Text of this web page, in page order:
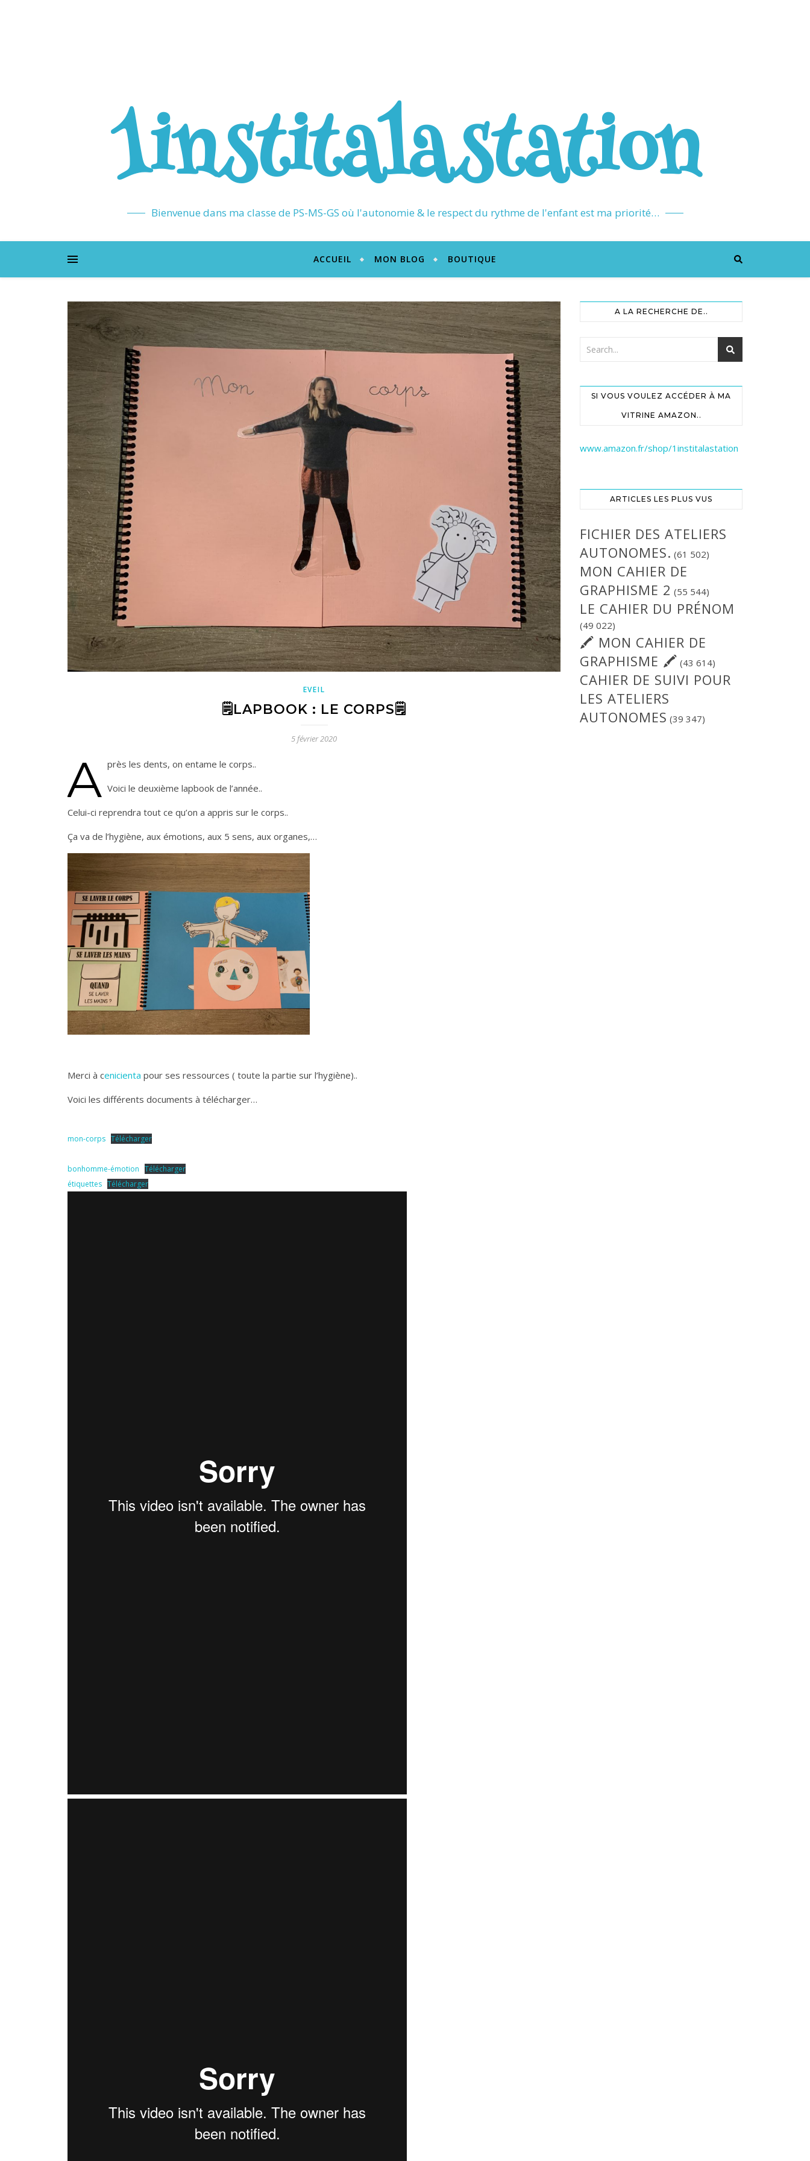
1institalastation
Bienvenue dans ma classe de PS-MS-GS où l'autonomie & le respect du rythme de l'enfant est ma priorité…
ACCUEIL MON BLOG BOUTIQUE
EVEIL
🗒LAPBOOK : LE CORPS🗒
5 février 2020
A près les dents, on entame le corps..
Voici le deuxième lapbook de l’année..
Celui-ci reprendra tout ce qu’on a appris sur le corps..
Ça va de l’hygiène, aux émotions, aux 5 sens, aux organes,…
Merci à cenicienta pour ses ressources ( toute la partie sur l’hygiène)..
Voici les différents documents à télécharger…
mon-corps Télécharger
bonhomme-émotion Télécharger
étiquettes Télécharger
A LA RECHERCHE DE..
SI VOUS VOULEZ ACCÉDER À MA
VITRINE AMAZON..
www.amazon.fr/shop/1institalastation
ARTICLES LES PLUS VUS
FICHIER DES ATELIERS
AUTONOMES. (61 502)
MON CAHIER DE
GRAPHISME 2 (55 544)
LE CAHIER DU PRÉNOM
(49 022)
🖍 MON CAHIER DE
GRAPHISME 🖍 (43 614)
CAHIER DE SUIVI POUR
LES ATELIERS
AUTONOMES (39 347)